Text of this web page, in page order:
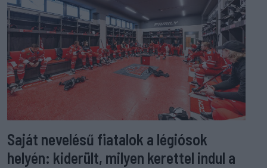
Saját nevelésű fiatalok a légiósok
helyén: kiderült, milyen kerettel indul a